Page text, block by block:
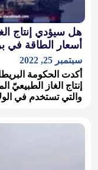
هل سيؤدي إنتاج
أسعار الطاقة في
سبتمبر 25, 2022
أكدت الحكومة
إنتاج الغاز الطبيعيّ
والتي تستخدم في